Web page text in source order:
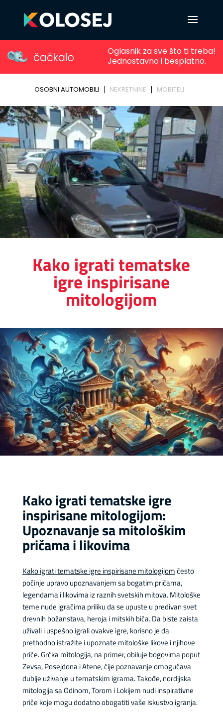
Kako igrati tematske
igre inspirisane
mitologijom
Kako igrati tematske igre
inspirisane mitologijom:
Upoznavanje sa mitološkim
pričama i likovima
Kako igrati tematske igre inspirisane mitologijomčesto
počinje upravo upoznavanjem sa bogatim pričama,
legendama i likovima iz raznih svetskih mitova. Mitološke
teme nude igračima priliku da se upuste u predivan svet
drevnih božanstava, heroja i mitskih bića. Da biste zaista
uživali i uspešno igrali ovakve igre, korisno je da
prethodno istražite i upoznate mitološke likove i njihove
priče. Grčka mitologija, na primer, obiluje bogovima poput
Zevsa, Posejdona i Atene, čije poznavanje omogućava
dublje uživanje u tematskim igrama. Takođe, nordijska
mitologija sa Odinom, Torom i Lokijem nudi inspirativne
priče koje mogu dodatno obogatiti vaše iskustvo igranja.